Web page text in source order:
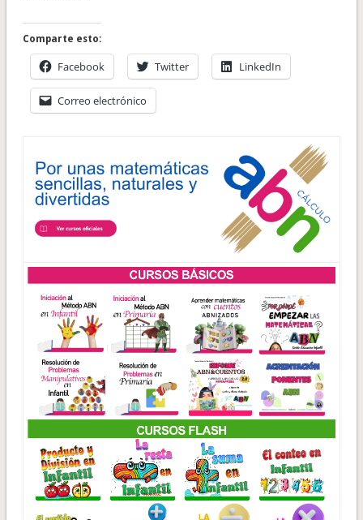
Comparte esto:
Facebook Twitter LinkedIn
Correo electrónico